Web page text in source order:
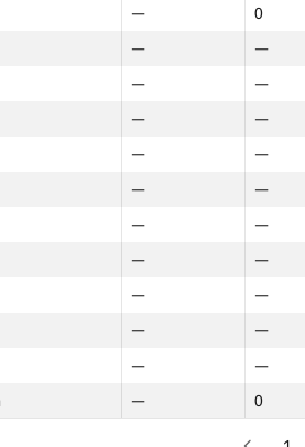
—
0
—
—
—
—
—
—
—
—
—
—
—
—
—
—
—
—
—
—
—
—
— 0
—
0
—
—
—
—
—
—
—
—
—
—
—
—
—
—
—
—
—
—
—
—
— 0